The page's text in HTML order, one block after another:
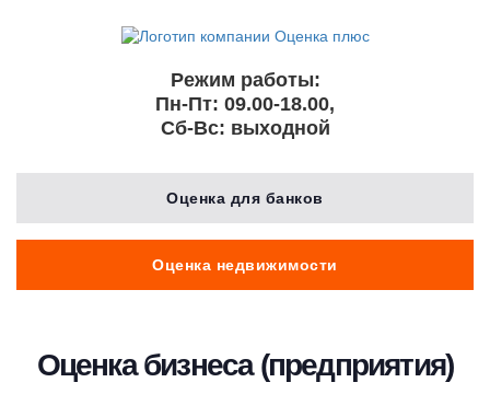
Режим работы:
Пн-Пт: 09.00-18.00,
Сб-Вс: выходной
Оценка для банков
Оценка недвижимости
Оценка бизнеса (предприятия)